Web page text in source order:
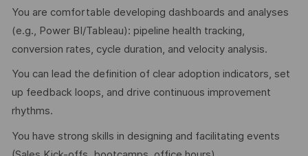
You are comfortable developing dashboards and analyses
(e.g., Power BI/Tableau): pipeline health tracking,
conversion rates, cycle duration, and velocity analysis.
You can lead the definition of clear adoption indicators, set
up feedback loops, and drive continuous improvement
rhythms.
You have strong skills in designing and facilitating events